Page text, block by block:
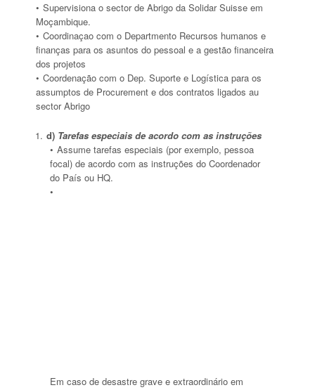
Supervisiona o sector de Abrigo da Solidar Suisse em
Moçambique.
Coordinaçao com o Departmento Recursos humanos e
finanças para os asuntos do pessoal e a gestão financeira
dos projetos
Coordenação com o Dep. Suporte e Logística para os
assumptos de Procurement e dos contratos ligados au
sector Abrigo
d) Tarefas especiais de acordo com as instruções
Assume tarefas especiais (por exemplo, pessoa
focal) de acordo com as instruções do Coordenador
do País ou HQ.
Em caso de desastre grave e extraordinário em